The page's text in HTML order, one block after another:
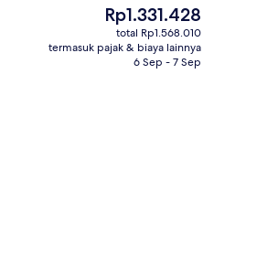
Kamar Double | Meja kerja, tirai
Harga
saat
ini
Rp1.331.428
Rp1.331.428
total Rp1.568.010
termasuk pajak & biaya lainnya
6 Sep - 7 Sep